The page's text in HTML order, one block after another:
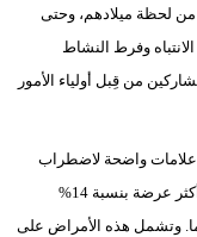
وتكنولوجيا
بيئة
الحالة الصحية لـ 10930 شخصا من لحظة ميلادهم، وحتى
الانتباه وفرط النشاط
من قِبل أولياء الأمور
علامات واضحة لاضطراب
فرط الحركة ونقص الانتباه في سن العاشرة، كانوا أكثر عرضة بنسبة 14%
بمرضين جسديين أو أكثر بحلول سن 46 عاما. وتشمل هذه الأمراض على